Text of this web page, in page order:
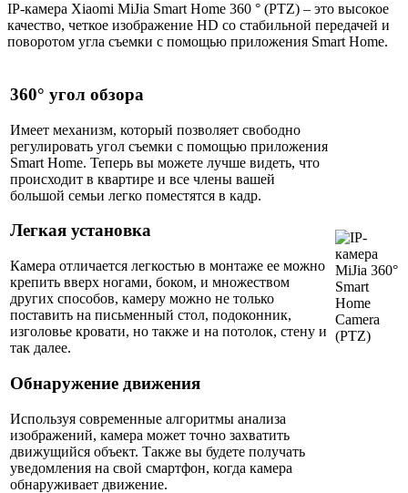
ІР-камера Xiaomi MiJia Smart Home 360 ​° (PTZ) – это высокое
качество, четкое изображение HD со стабильной передачей и
поворотом угла съемки с помощью приложения Smart Home.
360° угол обзора
Имеет механизм, который позволяет свободно
регулировать угол съемки с помощью приложения
Smart Home. Теперь вы можете лучше видеть, что
происходит в квартире и все члены вашей
большой семьи легко поместятся в кадр.
Легкая установка
Камера отличается легкостью в монтаже ее можно
крепить вверх ногами, боком, и множеством
других способов, камеру можно не только
поставить на письменный стол, подоконник,
изголовье кровати, но также и на потолок, стену и
так далее.
Обнаружение движения
Используя современные алгоритмы анализа
изображений, камера может точно захватить
движущийся объект. Также вы будете получать
уведомления на свой смартфон, когда камера
обнаруживает движение.